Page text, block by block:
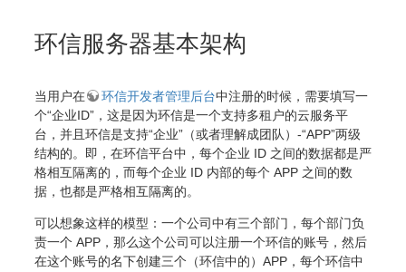
环信服务器基本架构
当用户在 环信开发者管理后台中注册的时候，需要填写一
个“企业ID”，这是因为环信是一个支持多租户的云服务平
台，并且环信是支持“企业”（或者理解成团队）-“APP”两级
结构的。即，在环信平台中，每个企业 ID 之间的数据都是严
格相互隔离的，而每个企业 ID 内部的每个 APP 之间的数
据，也都是严格相互隔离的。
可以想象这样的模型：一个公司中有三个部门，每个部门负
责一个 APP，那么这个公司可以注册一个环信的账号，然后
在这个账号的名下创建三个（环信中的）APP，每个环信中